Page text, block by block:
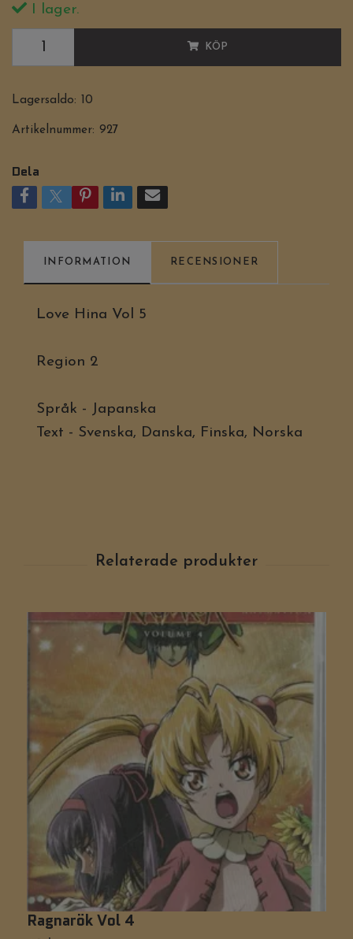
I lager.
KÖP
Lagersaldo: 10
Artikelnummer: 927
Dela
INFORMATION RECENSIONER
Love Hina Vol 5
Region 2
Språk - Japanska
Text - Svenska, Danska, Finska, Norska
Ragnarök Vol 4